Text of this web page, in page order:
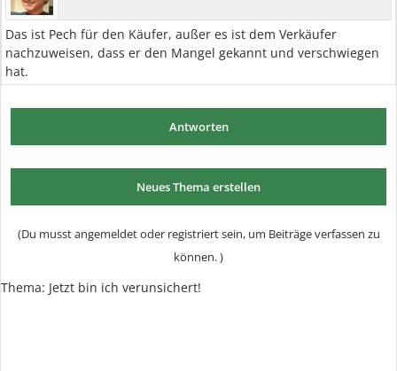
Das ist Pech für den Käufer, außer es ist dem Verkäufer
nachzuweisen, dass er den Mangel gekannt und verschwiegen
hat.
Antworten
Neues Thema erstellen
(Du musst angemeldet oder registriert sein, um Beiträge verfassen zu
können. )
Thema: Jetzt bin ich verunsichert!